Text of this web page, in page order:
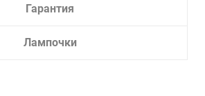
Гарантия
Лампочки